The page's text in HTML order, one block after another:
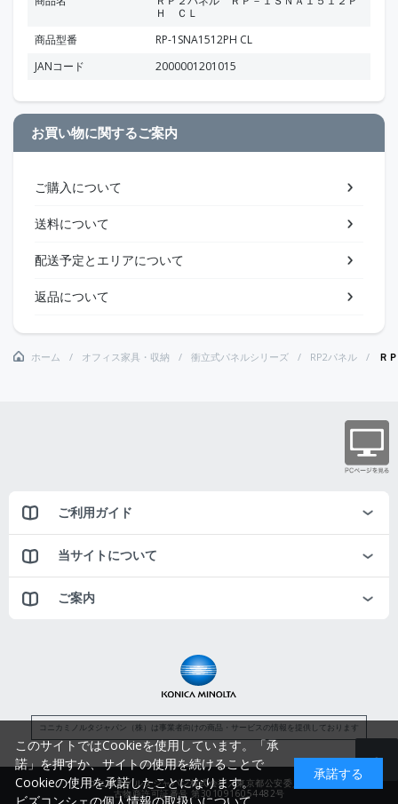
Ｈ ＣＬ
商品型番
RP-1SNA1512PH CL
JANコード
2000001201015
お買い物に関するご案内
ご購入について
送料について
配送予定とエリアについて
返品について
ホーム オフィス家具・収納 衝立式パネルシリーズ RP2パネル Ｒ
ご利用ガイド
当サイトについて
ご案内
コニカミノルタジャパン（株）は事業者向けの商品・サービスの情報を提供しております
コニカミノルタジャパン株式会社／東京都公安委員会
古物商許可証番号 第3010916054482号
このサイトではCookieを使用しています。「承
諾」を押すか、サイトの使用を続けることで
Cookieの使用を承諾したことになります。
承諾する